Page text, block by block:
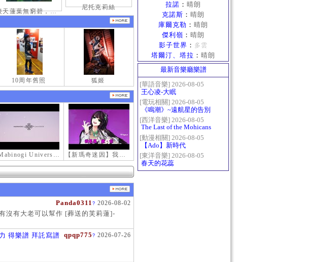
接天蓮葉無窮碧，映日荷花別樣紅。
尼托克莉絲
10周年舊照 狐姬
[Mabinogi Universe] 謝謝你來到這個世界... 【新瑪奇迷因】我更喜歡你
Panda0311 ? 2026-08-02
沒有大老可以幫作 [葬送的芙莉蓮]-
qpqp775 ? 2026-07-26
得樂譜 拜託寫譜
拉諾 ： 晴朗
克諾斯 ： 晴朗
庫爾克勒 ： 晴朗
傑利嶺 ： 晴朗
影子世界 ： 多雲
塔爾汀、塔拉 ： 晴朗
最新音樂廳樂譜
[華語音樂] 2026-08-05
王心凌-大眠
[電玩相關] 2026-08-05
《鳴潮》~遠航星的告別
[西洋音樂] 2026-08-05
The Last of the Mohicans
最後的莫西乾人
[動漫相關] 2026-08-05
【Ado】新時代
[東洋音樂] 2026-08-05
春天的花蕊